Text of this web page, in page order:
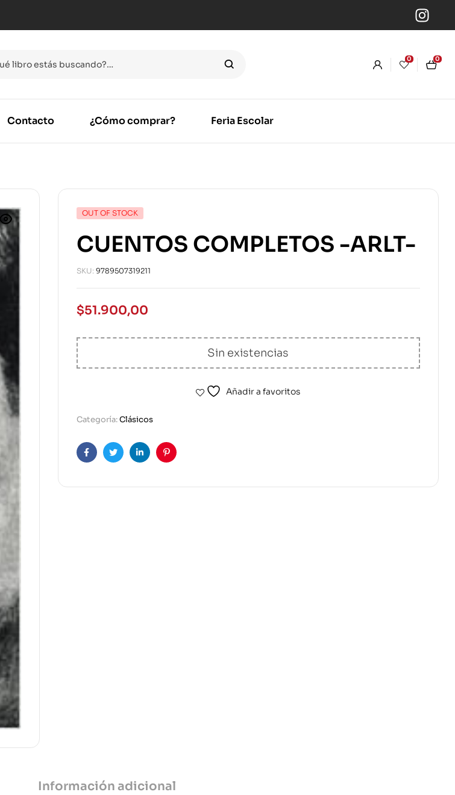
0 0
Contacto ¿Cómo comprar? Feria Escolar
OUT OF STOCK
CUENTOS COMPLETOS -ARLT-
SKU: 9789507319211
$51.900,00
Sin existencias
Añadir a favoritos
Categoría:Clásicos
FacebookTwitterLinkedinPinterest
Información adicional